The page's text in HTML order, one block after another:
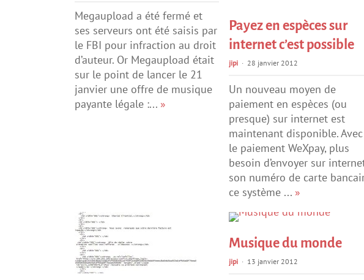
Megaupload a été fermé et
ses serveurs ont été saisis par
le FBI pour infraction au droit
d’auteur. Or Megaupload était
sur le point de lancer le 21
janvier une offre de musique
payante légale :... »
Payez en espèces sur
internet c’est possible
jipi 28 janvier 2012
Un nouveau moyen de
paiement en espèces (ou
presque) sur internet est
maintenant disponible. Avec
le paiement WeXpay, plus
besoin d’envoyer sur
son numéro de carte
ce système ... »
Musique du monde
jipi 13 janvier 2012